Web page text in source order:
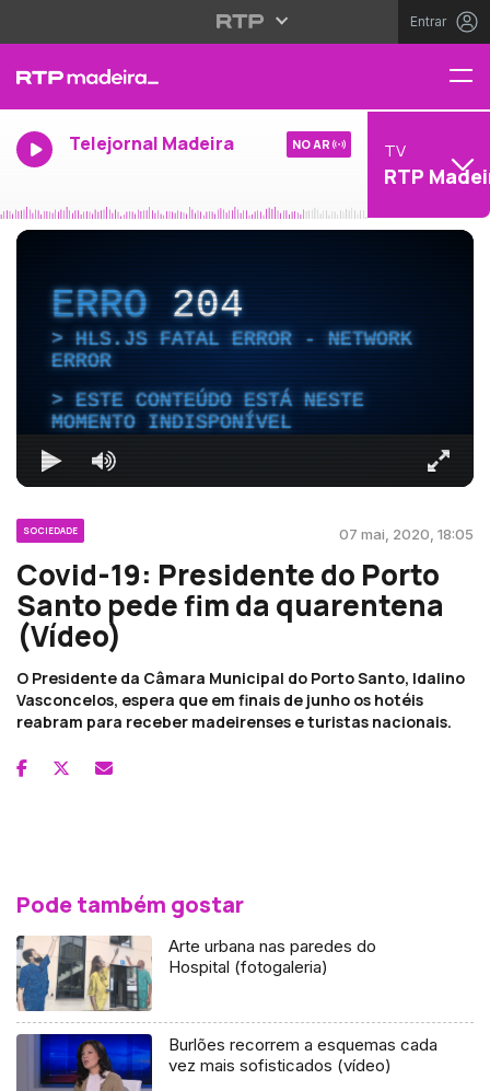
Entrar
Telejornal Madeira NO AR TV
RTP
ERRO204
HLS.JS FATAL ERROR - NETWORK
ERROR
ESTE CONTEÚDO ESTÁ NESTE
MOMENTO INDISPONÍVEL
SOCIEDADE 07 mai, 2020, 18:05
Covid-19: Presidente do Porto
Santo pede fim da quarentena
(Vídeo)
O Presidente da Câmara Municipal do Porto Santo, Idalino
Vasconcelos, espera que em finais de junho os hotéis
reabram para receber madeirenses e turistas nacionais.
Pode também gostar
Arte urbana nas paredes do
Hospital (fotogaleria)
Burlões recorrem a esquemas cada
vez mais sofisticados (vídeo)